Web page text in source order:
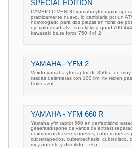
SPECIAL EDITION
CAMBIO O VENDO yamaha yfm raptor
practicamente nuevo, lo cambiaria por un
homologado para dos plazas en ficha de
ejemplo quad atv: -suzuki king quad 700
kawasaki brute force 750 4x4 2
YAMAHA - YFM 2
Vendo yamaha yfm raptor de 350cc, en muy
ruedas delanteras con 100 km, itv recien
Color azul
YAMAHA - YFM 660 R
Yamaha yfm raptor 660 en perfectisimo
general!dispone de varios de extras!
neumaticos traseros nuevos, cubremanetas
cubretrapecios, cubretrachasis, cubredisco,
muy potente y divertido. . el p